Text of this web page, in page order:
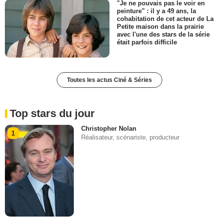
"Je ne pouvais pas le voir en
peinture" : il y a 49 ans, la
cohabitation de cet acteur de La
Petite maison dans la prairie
avec l'une des stars de la série
était parfois difficile
Toutes les actus Ciné & Séries
Top stars du jour
1
Christopher Nolan
Réalisateur, scénariste, producteur